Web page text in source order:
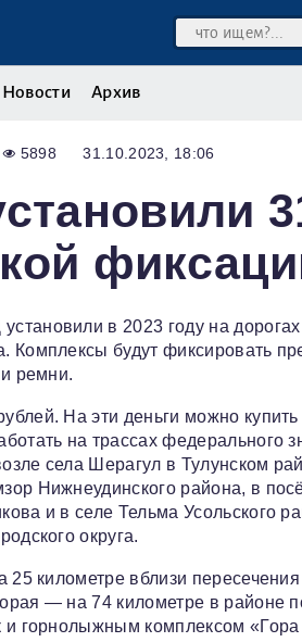
Новости Архив
5898 31.10.2023, 18:06
в 2023 году на дорогах
Комплексы будут фиксировать
ремни.
На эти деньги можно
на трассах федерального
села Шерагул в Тулунском
Нижнеудинского района, в
и в селе Тельма Усольского
округа.
километре вблизи
— на 74 километре в районе
и горнолыжным комплексом